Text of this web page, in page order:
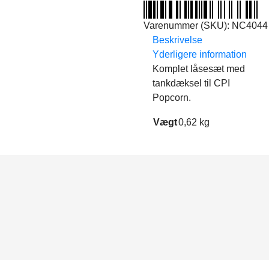
Varenummer (SKU): NC4044
Beskrivelse
Yderligere information
Komplet låsesæt med
tankdæksel til CPI
Popcorn.
Vægt0,62 kg